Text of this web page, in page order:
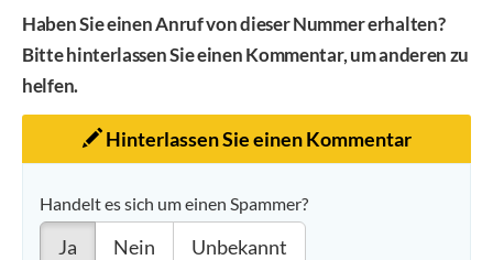
Haben Sie einen Anruf von dieser Nummer erhalten?
Bitte hinterlassen Sie einen Kommentar, um anderen zu
helfen.
Hinterlassen Sie einen Kommentar
Handelt es sich um einen Spammer?
Ja Nein Unbekannt